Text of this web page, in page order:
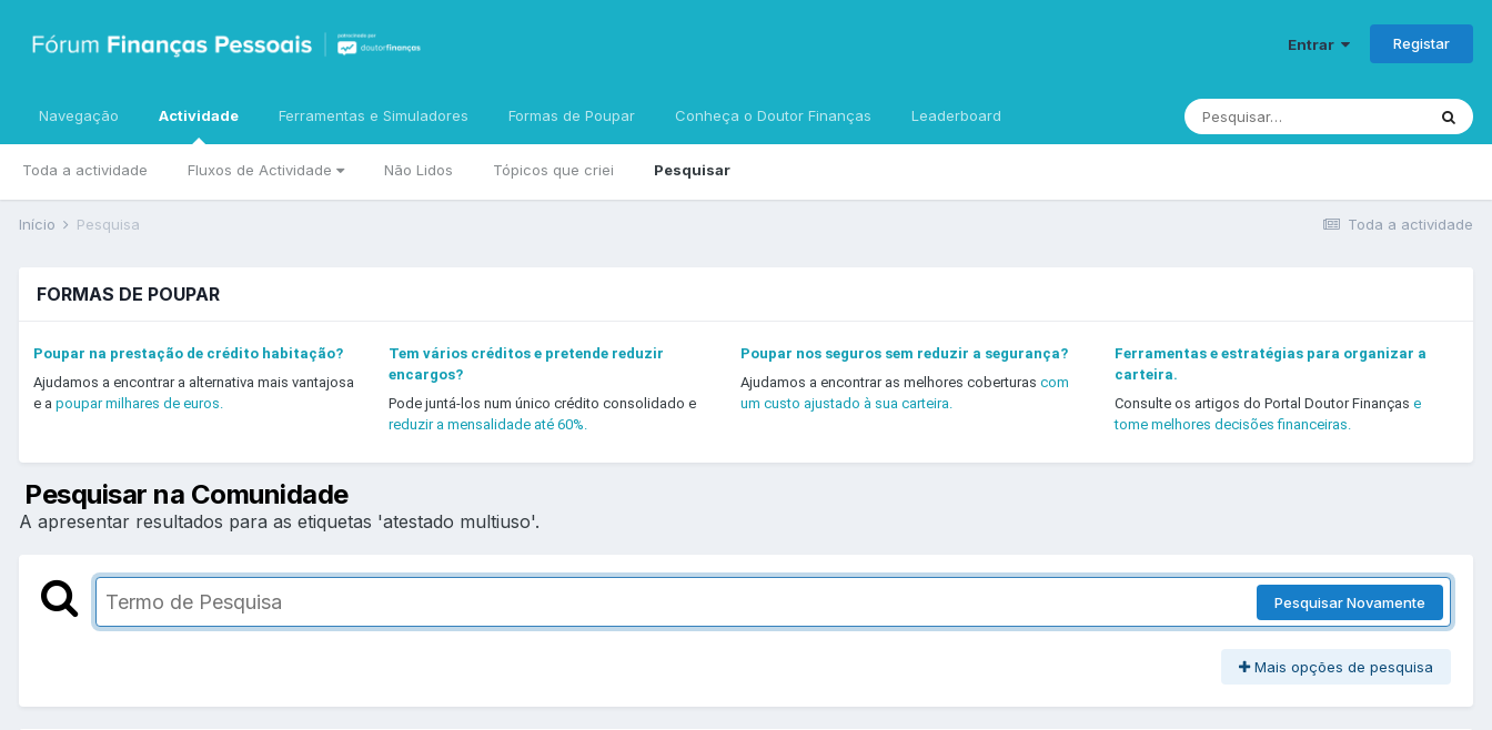
Entrar Registar
Navegação Actividade
Toda a actividade Fluxos de Actividade Não Lidos Tópicos que criei Pesquisar
Ferramentas e Simuladores Formas de Poupar Conheça o Doutor Finanças Leaderboard
Toda a actividade
Início Pesquisa
FORMAS DE POUPAR
Poupar na prestação de crédito habitação?
Ajudamos a encontrar a alternativa mais vantajosa
e a poupar milhares de euros.
Tem vários créditos e pretende reduzir
encargos?
Pode juntá-los num único crédito consolidado e
reduzir a mensalidade até 60%.
Poupar nos seguros sem reduzir a segurança?
Ajudamos a encontrar as melhores coberturascom
um custo ajustado à sua carteira.
Ferramentas e estratégias para organizar a
carteira.
Consulte os artigos do Portal Doutor Finanças e
tome melhores decisões financeiras.
Pesquisar na Comunidade
A apresentar resultados para as etiquetas 'atestado multiuso'.
Pesquisar Novamente
Mais opções de pesquisa